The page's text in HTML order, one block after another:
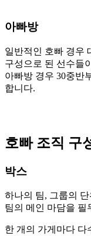
아빠방
일반적인 호빠 경우
구성으로 된 선수들
아빠방 경우 30중반
합니다.
호빠 조직 구
박스
하나의 팀, 그룹의
팀의 메인 마담을 필
한 개의 가게마다 다